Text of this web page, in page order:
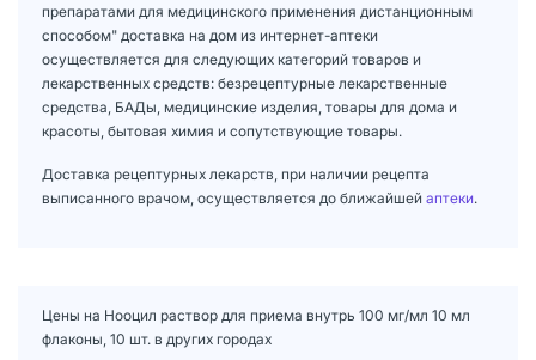
препаратами для медицинского применения дистанционным
способом" доставка на дом из интернет-аптеки
осуществляется для следующих категорий товаров и
лекарственных средств: безрецептурные лекарственные
средства, БАДы, медицинские изделия, товары для дома и
красоты, бытовая химия и сопутствующие товары.
Доставка рецептурных лекарств, при наличии рецепта
выписанного врачом, осуществляется до ближайшей аптеки.
Цены на Нооцил раствор для приема внутрь 100 мг/мл 10 мл
флаконы, 10 шт. в других городах